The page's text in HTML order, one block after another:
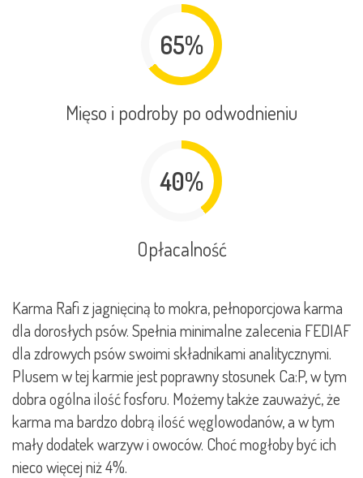
65%
Mięso i podroby po odwodnieniu
40%
Opłacalność
Karma Rafi z jagnięciną to mokra, pełnoporcjowa karma
dla dorosłych psów. Spełnia minimalne zalecenia FEDIAF
dla zdrowych psów swoimi składnikami analitycznymi.
Plusem w tej karmie jest poprawny stosunek Ca:P, w tym
dobra ogólna ilość fosforu. Możemy także zauważyć, że
karma ma bardzo dobrą ilość węglowodanów, a w tym
mały dodatek warzyw i owoców. Choć mogłoby być ich
nieco więcej niż 4%.